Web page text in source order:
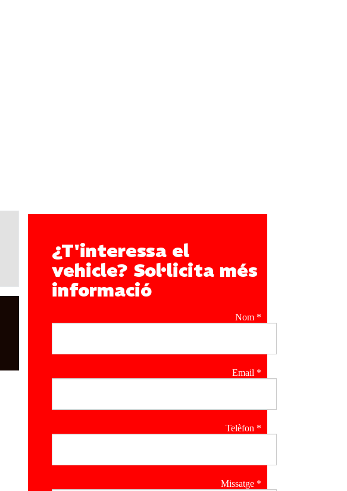
¿T'interessa el
vehicle? Sol·licita més
informació
Nom *
Email *
Telèfon *
Missatge *